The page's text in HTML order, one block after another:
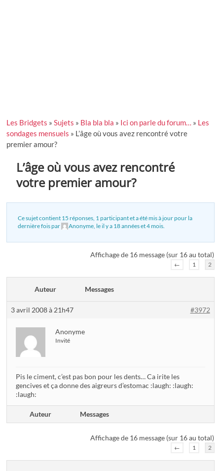
Les Bridgets »Sujets » Bla bla bla » Ici on parle du forum… » Les
sondages mensuels » L’âge où vous avez rencontré votre
premier amour?
L’âge où vous avez rencontré
votre premier amour?
Ce sujet contient 15 réponses, 1 participant et a été mis à jour pour la
dernière fois par
Anonyme , leil y a 18 années et 4 mois
Affichage de 16 message (sur 16 au total)
← 1 2
Auteur Messages
3 avril 2008 à 21h47 #3972
Anonyme
Invité
Pis le ciment, c’est pas bon pour les dents… Ca irite les
gencives et ça donne des aigreurs d’estomac :laugh: :laugh:
:laugh:
Auteur Messages
Affichage de 16 message (sur 16 au total)
← 1 2